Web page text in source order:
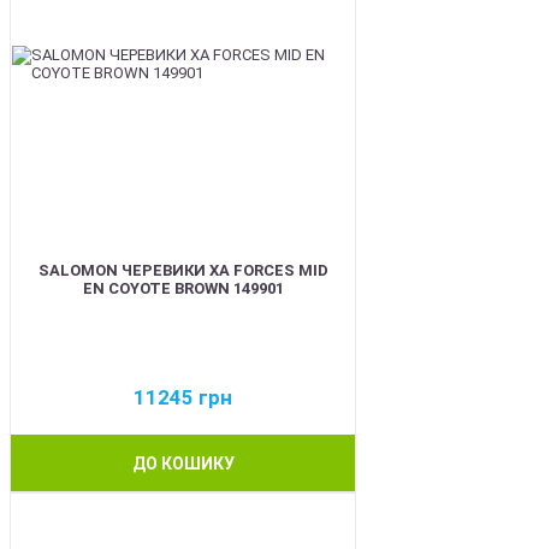
SALOMON ЧЕРЕВИКИ XA FORCES MID
EN COYOTE BROWN 149901
11245 грн
ДО КОШИКУ